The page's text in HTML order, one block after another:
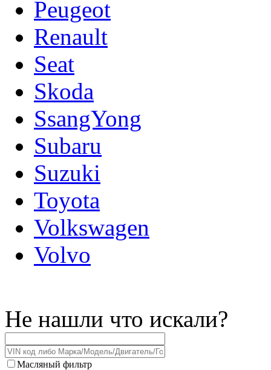
Peugeot
Renault
Seat
Skoda
SsangYong
Subaru
Suzuki
Toyota
Volkswagen
Volvo
Не нашли что искали?
Масляный фильтр